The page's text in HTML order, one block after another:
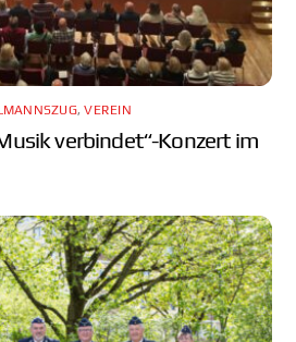
,VEREIN
verbindet“-Konzert im